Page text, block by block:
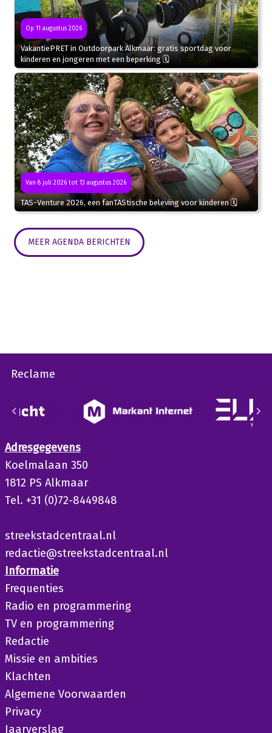
Op 11 augustus 2026
VakantiePRET in Outdoorpark Alkmaar: gratis sportdag voor
kinderen en jongeren met een beperking 🗓
Van 8 juli 2026 tot 13 augustus 2026
TAS-Venture 2026, een fanTAStische beleving voor kinderen 🗓
MEER AGENDA BERICHTEN
Reclame
Adresgegevens
Koelmalaan 350
1812 PS Alkmaar
Tel. +31 (0)72-8449848
streekstadcentraal.nl
redactie@streekstadcentraal.nl
Informatie
Frequenties
Radio en programmering
TV en programmering
Redactie
Missie en ambities
Klachten
Algemene Voorwaarden
Privacy
Jaarverslag